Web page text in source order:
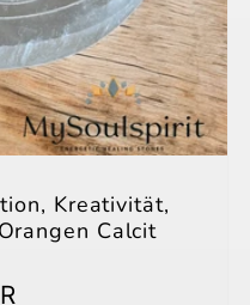
Kreativität,
Calcit